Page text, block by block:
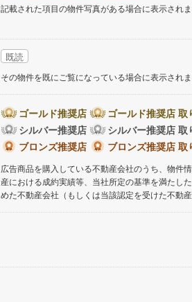
記載された項目の物件写真がある場合に表示されま
既読
その物件を既にご覧になっている場合に表示されま
ゴールド推奨店
ゴールド推奨店 取
シルバー推奨店
シルバー推奨店 取
ブロンズ推奨店
ブロンズ推奨店 取
広告商品を購入している不動産会社のうち、物件
産における成約実績等、当社所定の基準を満たし
めた不動産会社（もしくは当該認定を受けた不動